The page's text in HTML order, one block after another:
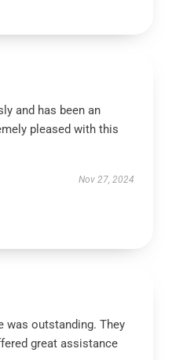
and has been an
pleased with this
Nov 27, 2024
was outstanding. They
great assistance